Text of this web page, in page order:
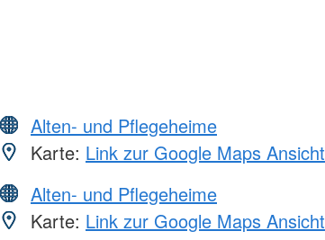
Alten- und Pflegeheime
Karte: Link zur Google Maps Ansicht
Alten- und Pflegeheime
Karte: Link zur Google Maps Ansicht